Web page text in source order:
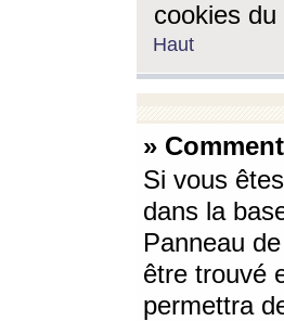
cookies
Haut
»
Si vous
dans la
Panneau
être trouvé
permettra